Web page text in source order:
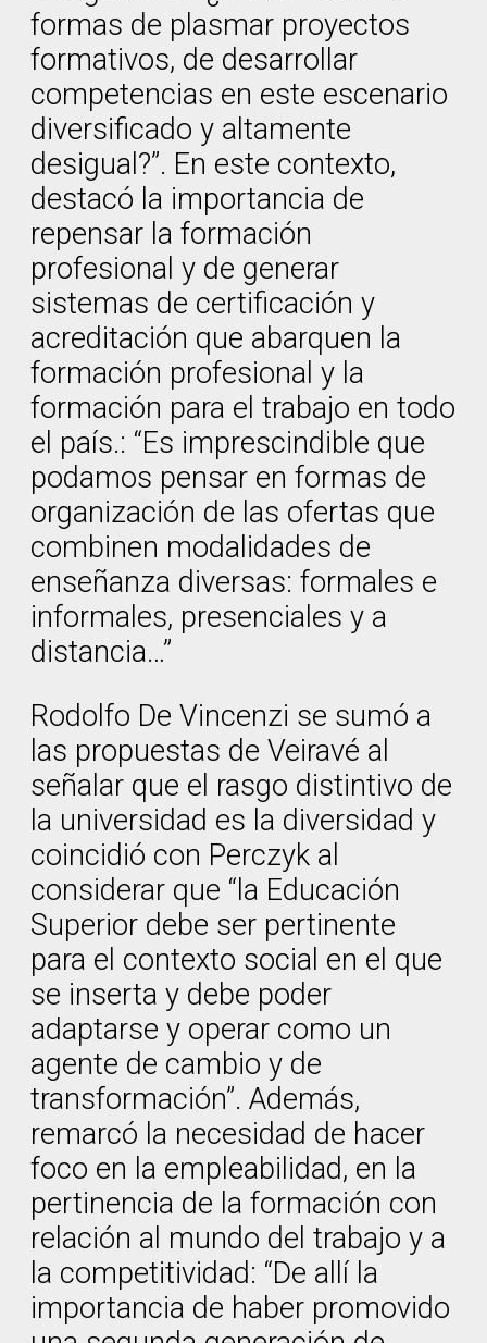
formas de plasmar proyectos
formativos, de desarrollar
competencias en este escenario
diversificado y altamente
desigual?”. En este contexto,
destacó la importancia de
repensar la formación
profesional y de generar
sistemas de certificación y
acreditación que abarquen la
formación profesional y la
formación para el trabajo en todo
el país.: “Es imprescindible que
podamos pensar en formas de
organización de las ofertas que
combinen modalidades de
enseñanza diversas: formales e
informales, presenciales y a
distancia…”
Rodolfo De Vincenzi se sumó a
las propuestas de Veiravé al
señalar que el rasgo distintivo de
la universidad es la diversidad y
coincidió con Perczyk al
considerar que “la Educación
Superior debe ser pertinente
para el contexto social en el que
se inserta y debe poder
adaptarse y operar como un
agente de cambio y de
transformación”. Además,
remarcó la necesidad de hacer
foco en la empleabilidad, en la
pertinencia de la formación con
relación al mundo del trabajo y a
la competitividad: “De allí la
importancia de haber promovido